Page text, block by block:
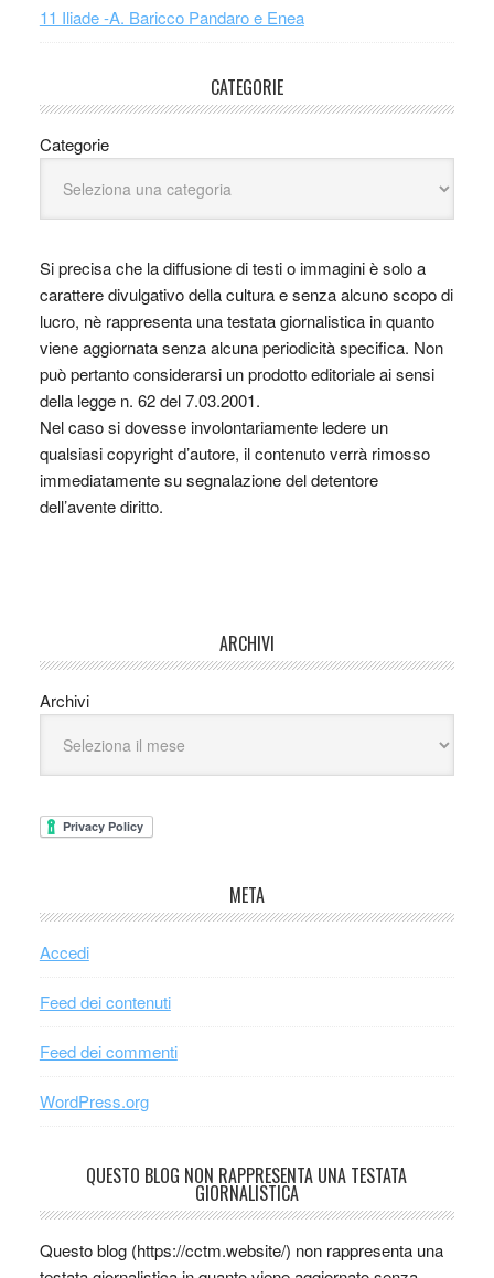
11 Iliade -A. Baricco Pandaro e Enea
CATEGORIE
Categorie
Si precisa che la diffusione di testi o immagini è solo a
carattere divulgativo della cultura e senza alcuno scopo di
lucro, nè rappresenta una testata giornalistica in quanto
viene aggiornata senza alcuna periodicità specifica. Non
può pertanto considerarsi un prodotto editoriale ai sensi
della legge n. 62 del 7.03.2001.
Nel caso si dovesse involontariamente ledere un
qualsiasi copyright d’autore, il contenuto verrà rimosso
immediatamente su segnalazione del detentore
dell’avente diritto.
ARCHIVI
Archivi
META
Accedi
Feed dei contenuti
Feed dei commenti
WordPress.org
QUESTO BLOG NON RAPPRESENTA UNA TESTATA
GIORNALISTICA
Questo blog (https://cctm.website/) non rappresenta una